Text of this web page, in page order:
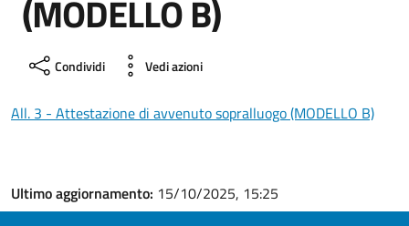
(MODELLO B)
Condividi Vedi azioni
All. 3 - Attestazione di avvenuto sopralluogo (MODELLO B)
Ultimo aggiornamento: 15/10/2025, 15:25